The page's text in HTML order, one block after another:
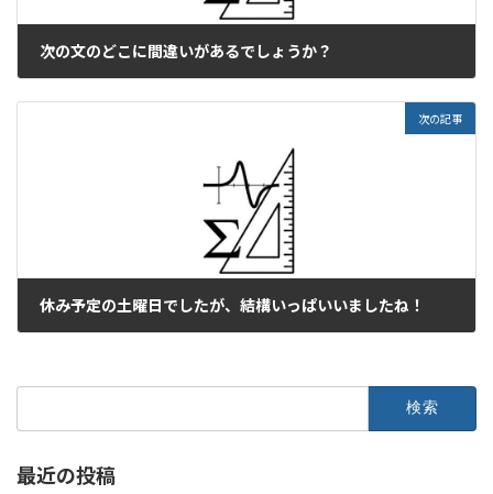
次の文のどこに間違いがあるでしょうか？
次の記事
休み予定の土曜日でしたが、結構いっぱいいましたね！
最近の投稿